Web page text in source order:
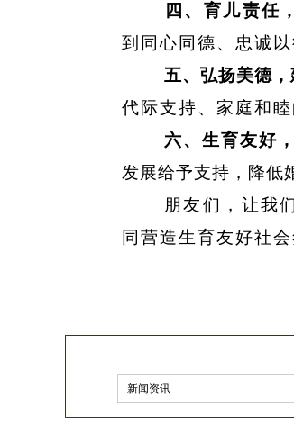
四 、 育儿责任
到同心同德、 忠诚
五、弘扬美德，
代际支持、 家庭和
六、生育友好
发展给予支持，降低
朋友们，让我
同营造生育友好社
新闻资讯